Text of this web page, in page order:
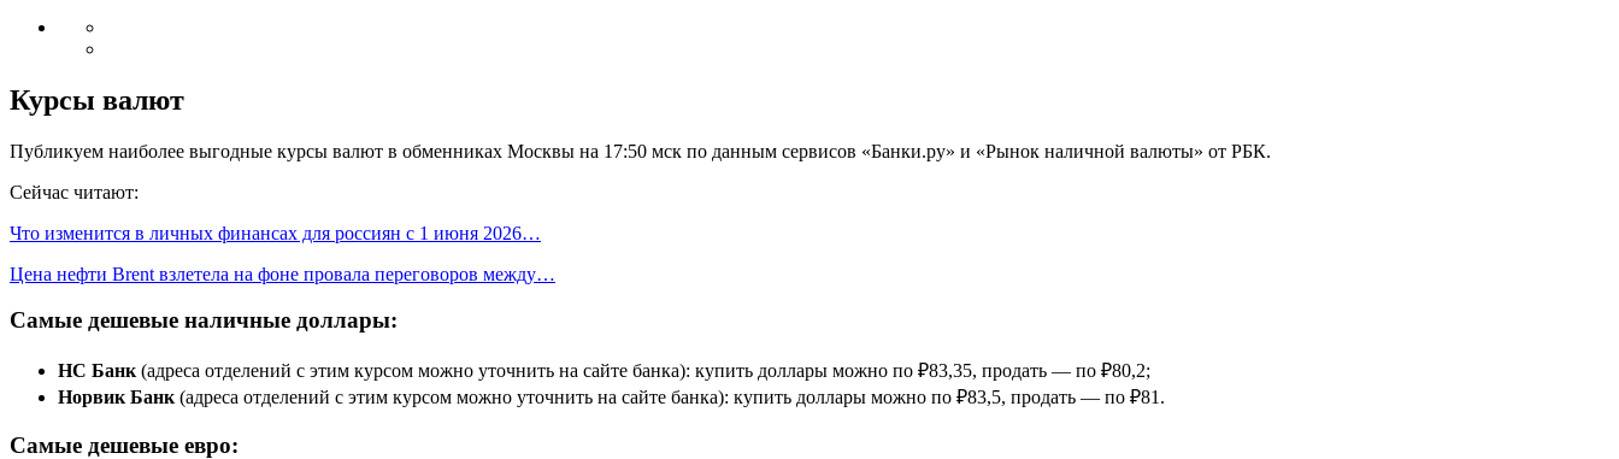
Курсы валют
Публикуем наиболее выгодные курсы валют в обменниках Москвы на 17:50 мск по данным сервисов «Банки.ру» и «Рынок наличной валюты» от РБК.
Сейчас читают:
Что изменится в личных финансах для россиян с 1 июня 2026…
Цена нефти Brent взлетела на фоне провала переговоров между…
Самые дешевые наличные доллары:
НС Банк (адреса отделений с этим курсом можно уточнить на сайте банка): купить доллары можно по ₽83,35, продать — по ₽80,2;
Норвик Банк (адреса отделений с этим курсом можно уточнить на сайте банка): купить доллары можно по ₽83,5, продать — по ₽81.
Самые дешевые евро: